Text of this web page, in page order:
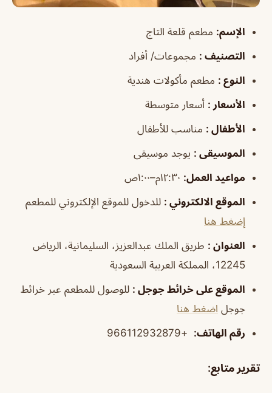
الإسم: مطعم قلعة التاج
التصنيف : مجموعات/ أفراد
النوع : مطعم مأكولات هندية
الأسعار : أسعار متوسطة
الأطفال : مناسب للأطفال
الموسيقى : يوجد موسيقى
مواعيد العمل:
الموقع الالكتروني : للدخول للموقع الإلكتروني للمطعم
إضغط هنا
العنوان : طريق الملك عبدالعزيز، السليمانية، الرياض
12245، المملكة العربية السعودية
الموقع على خرائط جوجل : للوصول للمطعم عبر خرائط
جوجل اضغط هنا
رقم الهاتف:
+966112932879
تقرير متابع: